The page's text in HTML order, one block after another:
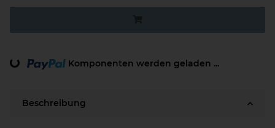
Loading... Komponenten werden geladen ...
Beschreibung